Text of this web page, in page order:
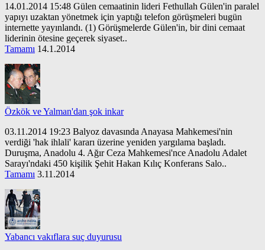
14.01.2014 15:48 Gülen cemaatinin lideri Fethullah Gülen'in paralel
yapıyı uzaktan yönetmek için yaptığı telefon görüşmeleri bugün
internette yayınlandı. (1) Görüşmelerde Gülen'in, bir dini cemaat
liderinin ötesine geçerek siyaset..
Tamamı 14.1.2014
Özkök ve Yalman'dan şok inkar
03.11.2014 19:23 Balyoz davasında Anayasa Mahkemesi'nin
verdiği 'hak ihlali' kararı üzerine yeniden yargılama başladı.
Duruşma, Anadolu 4. Ağır Ceza Mahkemesi'nce Anadolu Adalet
Sarayı'ndaki 450 kişilik Şehit Hakan Kılıç Konferans Salo..
Tamamı 3.11.2014
Yabancı vakıflara suç duyurusu